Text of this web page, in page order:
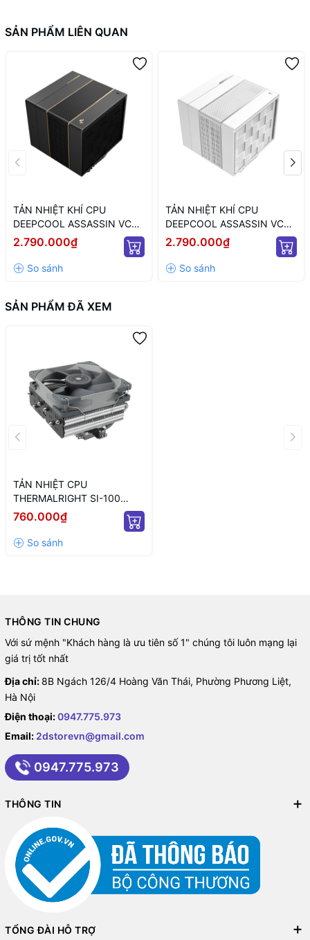
SẢN PHẨM LIÊN QUAN
TẢN NHIỆT KHÍ CPU
DEEPCOOL ASSASSIN VC
ELITE (MÀU ĐEN)
2.790.000₫
TẢN NHIỆT KHÍ CPU
DEEPCOOL ASSASSIN VC
ELITE WH WH (MÀU TRẮNG)
2.790.000₫
SẢN PHẨM ĐÃ XEM
TẢN NHIỆT CPU
THERMALRIGHT SI-100
(LOW PROFILE/ 100MM)
760.000₫
THÔNG TIN CHUNG
Với sứ mệnh "Khách hàng là ưu tiên số 1" chúng tôi luôn mạng lại
giá trị tốt nhất
Địa chỉ: 8B Ngách 126/4 Hoàng Văn Thái, Phường Phương Liệt,
Hà Nội
Điện thoại:0947.775.973
Email: 2dstorevn@gmail.com
0947.775.973
THÔNG TIN
TỔNG ĐÀI HỖ TRỢ